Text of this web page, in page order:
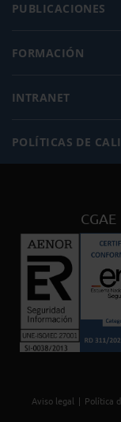
PUBLICACIONES
FORMACIÓN
INTRANET
POLÍTICAS DE
CGAE
Aviso legal Política